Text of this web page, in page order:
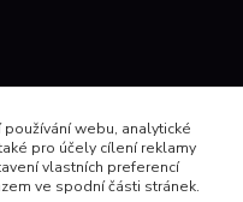
webu, analytické
pro účely cílení reklamy
vlastních preferencí
ve spodní části stránek.